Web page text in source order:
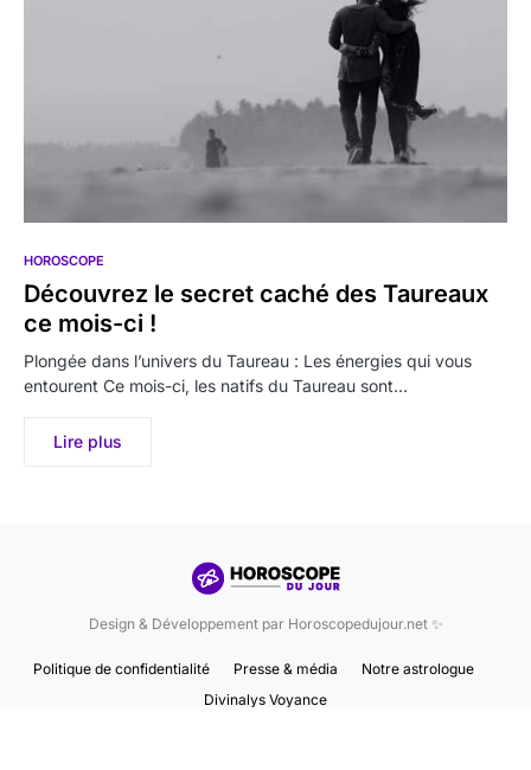
HOROSCOPE
Découvrez le secret caché des Taureaux
ce mois-ci !
Plongée dans l’univers du Taureau : Les énergies qui vous
entourent Ce mois-ci, les natifs du Taureau sont…
Lire plus
Design & Développement par Horoscopedujour.net ✨
Politique de confidentialité Presse & média
Notre astrologue
Divinalys Voyance